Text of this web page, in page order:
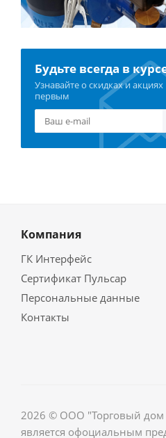
Будьте всегда в
Узнавайте о скидках и акциях
первым
Компания
ГК Интерфейс
Сертификат Пульсар
Персональные данные
Контакты
2026 © ООО "Торговый дом
является офоциальным